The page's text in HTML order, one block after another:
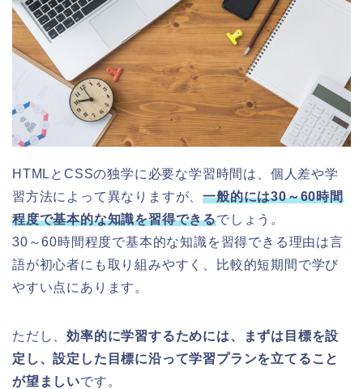
HTMLとCSSの独学に必要な学習時間は、個人差や学
習方法によって異なりますが、一般的には30～60時間
程度で基本的な知識を習得できるでしょう。
30～60時間程度で基本的な知識を習得できる理由は言
語が初心者にも取り組みやすく、比較的短期間で学び
やすい点にあります。
ただし、効率的に学習するためには、まずは目標を設
定し、設定した目標に沿って学習プランを立てること
が望ましいです。